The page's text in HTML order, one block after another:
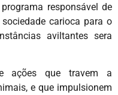
responsável de
carioca para o
aviltantes sera
ações que travem a
e que impulsionem